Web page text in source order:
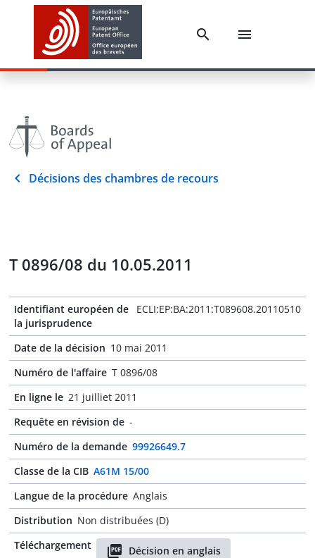
Décisions des chambres de recours
T 0896/08 du 10.05.2011
Identifiant européen de
la jurisprudence
ECLI:EP:BA:2011:T089608.20110510
Date de la décision 10 mai 2011
Numéro de l'affaire T 0896/08
En ligne le 21 juilliet 2011
Requête en révision de -
Numéro de la demande 99926649.7
Classe de la CIB A61M 15/00
Langue de la procédure Anglais
Distribution Non distribuées (D)
Téléchargement
Décision en anglais